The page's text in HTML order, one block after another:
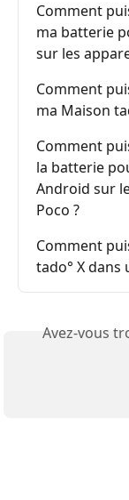
Comment
ma batterie
sur les
Comment
ma Maison
Comment
la batterie
Android sur
Poco ?
Comment
tado° X
Avez-vous